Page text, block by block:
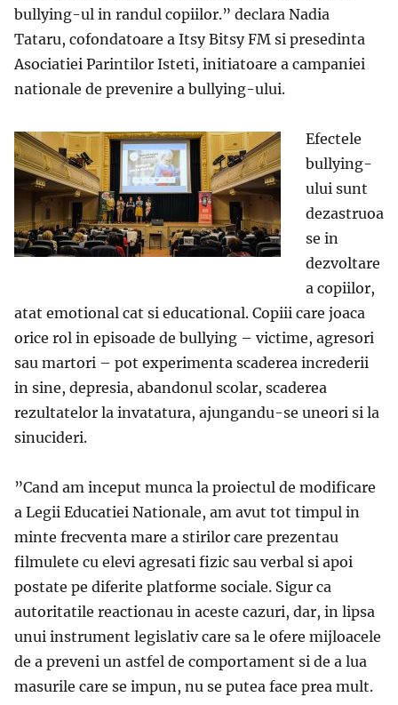
bullying-ul in randul copiilor.” declara Nadia
Tataru, cofondatoare a Itsy Bitsy FM si presedinta
Asociatiei Parintilor Isteti, initiatoare a campaniei
nationale de prevenire a bullying-ului.
Efectele
bullying-
ului sunt
dezastruoa
se in
dezvoltare
a copiilor,
atat emotional cat si educational. Copiii care joaca
orice rol in episoade de bullying – victime, agresori
sau martori – pot experimenta scaderea increderii
in sine, depresia, abandonul scolar, scaderea
rezultatelor la invatatura, ajungandu-se uneori si la
sinucideri.
”Cand am inceput munca la proiectul de modificare
a Legii Educatiei Nationale, am avut tot timpul in
minte frecventa mare a stirilor care prezentau
filmulete cu elevi agresati fizic sau verbal si apoi
postate pe diferite platforme sociale. Sigur ca
autoritatile reactionau in aceste cazuri, dar, in lipsa
unui instrument legislativ care sa le ofere mijloacele
de a preveni un astfel de comportament si de a lua
masurile care se impun, nu se putea face prea mult.